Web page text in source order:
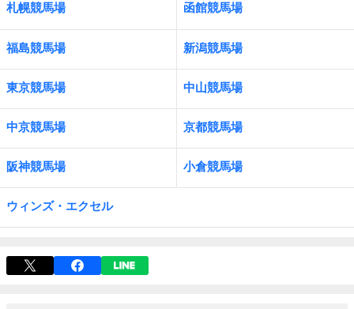
札幌競馬場 函館競馬場
福島競馬場 新潟競馬場
東京競馬場 中山競馬場
中京競馬場 京都競馬場
阪神競馬場 小倉競馬場
ウィンズ・エクセル